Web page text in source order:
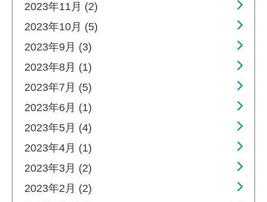
2023年11月 (2)
2023年10月 (5)
2023年9月 (3)
2023年8月 (1)
2023年7月 (5)
2023年6月 (1)
2023年5月 (4)
2023年4月 (1)
2023年3月 (2)
2023年2月 (2)